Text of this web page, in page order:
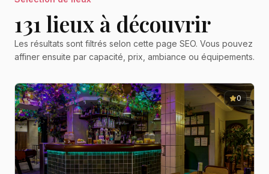
131 lieux à découvrir
Les résultats sont filtrés selon cette page SEO. Vous pouvez
affiner ensuite par capacité, prix, ambiance ou équipements.
0